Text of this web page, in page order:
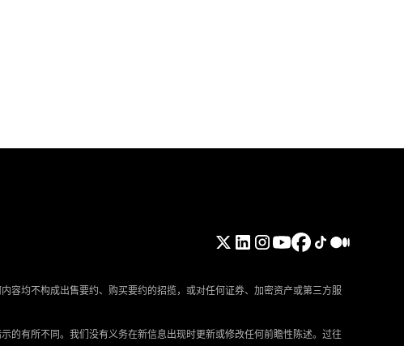
容均不构成出售要约、购买要约的招揽，或对任何证券、加密资产或第三方服
的有所不同。我们没有义务在新信息出现时更新或修改任何前瞻性陈述。过往